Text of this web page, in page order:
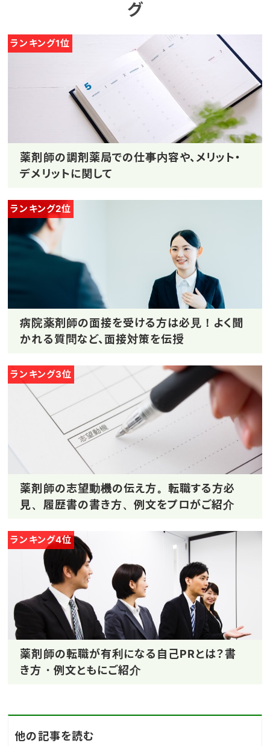
グ
ランキング1位
薬剤師の調剤薬局での仕事内容や、メリット・
デメリットに関して
ランキング2位
病院薬剤師の面接を受ける方は必見！よく聞
かれる質問など、面接対策を伝授
ランキング3位
薬剤師の志望動機の伝え方。転職する方必
見、履歴書の書き方、例文をプロがご紹介
ランキング4位
薬剤師の転職が有利になる自己PRとは？書
き方・例文ともにご紹介
他の記事を読む